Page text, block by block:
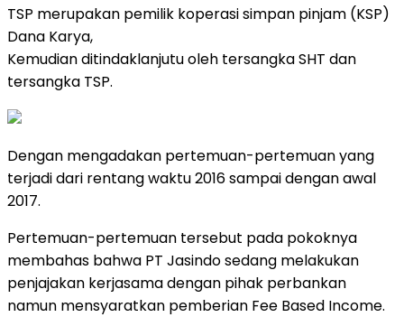
TSP merupakan pemilik koperasi simpan pinjam (KSP)
Dana Karya,
Kemudian ditindaklanjutu oleh tersangka SHT dan
tersangka TSP.
Dengan mengadakan pertemuan-pertemuan yang
terjadi dari rentang waktu 2016 sampai dengan awal
2017.
Pertemuan-pertemuan tersebut pada pokoknya
membahas bahwa PT Jasindo sedang melakukan
penjajakan kerjasama dengan pihak perbankan
namun mensyaratkan pemberian Fee Based Income.